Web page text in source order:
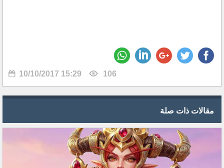
10/10/2017 15:29 106
مقالات ذات صلة